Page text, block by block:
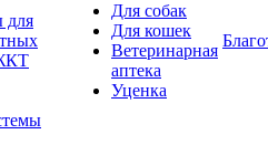
для
Для собак
Для кошек
Ветеринарная
аптека
Уценка